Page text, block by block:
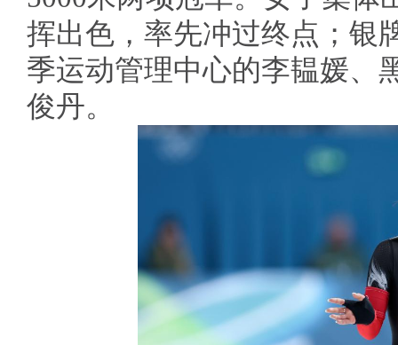
挥出色，率先冲过终点；银
季运动管理中心的李韫媛、
俊丹。